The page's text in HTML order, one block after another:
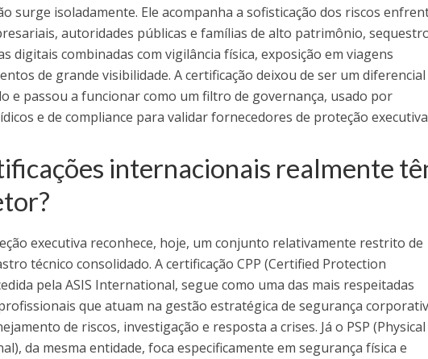
surge isoladamente. Ele acompanha a sofisticação dos riscos
autoridades públicas e famílias de alto patrimônio,
digitais combinadas com vigilância física, exposição em viagens
de grande visibilidade. A certificação deixou de ser um diferencial
e passou a funcionar como um filtro de governança, usado por
e de compliance para validar fornecedores de proteção
internacionais realmente
executiva reconhece, hoje, um conjunto relativamente restrito de
técnico consolidado. A certificação CPP (Certified Protection
pela ASIS International, segue como uma das mais respeitadas
que atuam na gestão estratégica de segurança
de riscos, investigação e resposta a crises. Já o PSP (Physical
da mesma entidade, foca especificamente em segurança física e